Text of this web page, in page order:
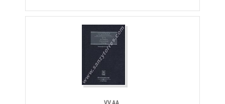
VV.AA.
CURSO DE DERECHO INTERNACIONAL PUBLICO